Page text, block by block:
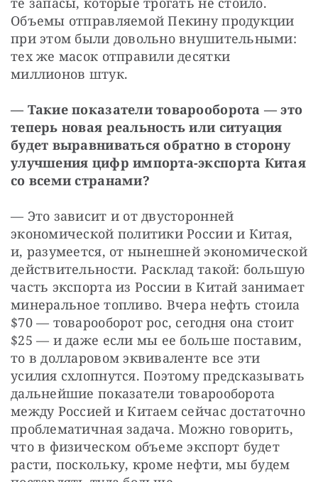
Объемы отправляемой Пекину продукции
при этом были довольно внушительными:
тех же масок отправили десятки
миллионов штук.
— Такие показатели товарооборота — это
теперь новая реальность или ситуация
будет выравниваться обратно в сторону
улучшения цифр импорта-экспорта Китая
со всеми странами?
— Это зависит и от двусторонней
экономической политики России и Китая,
и, разумеется, от нынешней экономической
действительности. Расклад такой: большую
часть экспорта из России в Китай занимает
минеральное топливо. Вчера нефть стоила
$70 — товарооборот рос, сегодня она стоит
$25 — и даже если мы ее больше поставим,
то в долларовом эквиваленте все эти
усилия схлопнутся. Поэтому предсказывать
дальнейшие показатели товарооборота
между Россией и Китаем сейчас достаточно
проблематичная задача. Можно говорить,
что в физическом объеме экспорт будет
расти, поскольку, кроме нефти, мы будем